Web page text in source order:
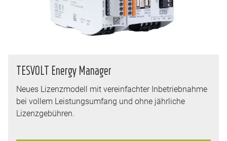
TESVOLT Energy Manager
Neues Lizenzmodell mit vereinfachter Inbetriebnahme
bei vollem Leistungsumfang und ohne jährliche
Lizenzgebühren.